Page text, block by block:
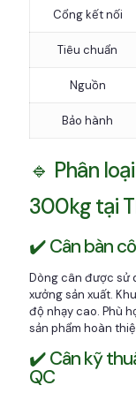
Cổng kết nối
Tiêu chuẩn
Nguồn
Bảo hành
🔹 Phân
300kg tại
✔️ Cân bàn
Dòng cân được sử
xưởng sản xuất.
độ nhạy cao. Phù
sản phẩm hoàn
✔️ Cân kỹ
QC